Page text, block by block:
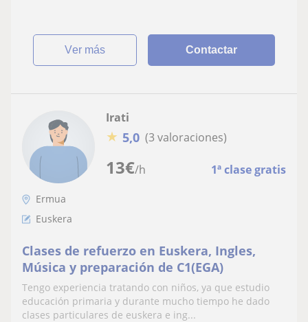
ver más Contactar
13€/h 1ª clase gratis
Irati
★ 5,0 (3 valoraciones)
Ermua
Euskera
Clases de refuerzo en Euskera, Ingles,
Música y preparación de C1(EGA)
Tengo experiencia tratando con niños, ya que estudio
educación primaria y durante mucho tiempo he dado
clases particulares de euskera e ing...